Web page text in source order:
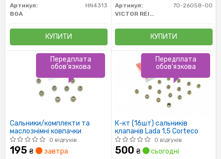
Артикул:
HN4313
BGA
КУПИТИ
Артикул:
70-26058-00
VICTOR REINZ
КУПИТИ
Сальники/комплекти та
маслознімні ковпачки
0 відгуків
195 ₴ завтра
Передплата
обов'язкова
К-кт (16шт) сальників
клапанів Lada 1,5 Corteco
0 відгуків
500 ₴ сьогодні
Передплата
обов'язкова